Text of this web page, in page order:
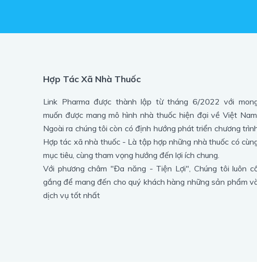
Hợp Tác Xã Nhà Thuốc
Link Pharma được thành lập từ tháng 6/2022 với
muốn được mang mô hình nhà thuốc hiện đại về Việt Nam.
Ngoài ra chúng tôi còn có định hướng phát triển chương
Hợp tác xã nhà thuốc - Là tập hợp những nhà thuốc có
mục tiêu, cùng tham vọng hướng đến lợi ích chung.
Với phương châm "Đa năng - Tiện Lợi", Chúng tôi luôn
gắng để mang đến cho quý khách hàng những sản phẩm
dịch vụ tốt nhất